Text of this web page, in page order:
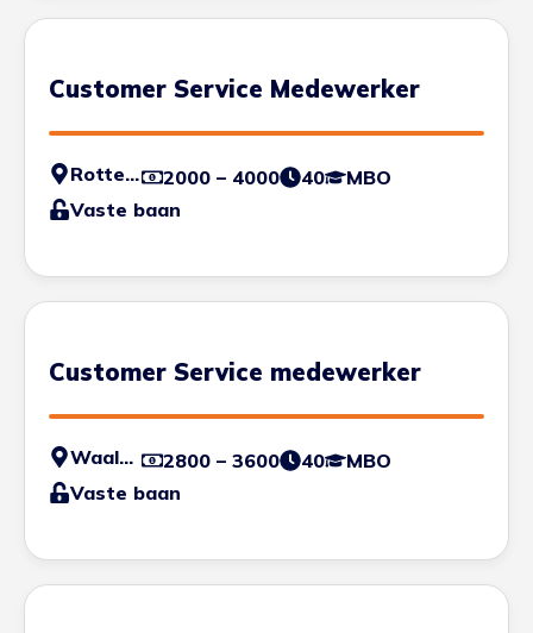
Customer Service Medewerker
Rotterdam 2000 – 4000 40
MBO
Vaste baan
Customer Service medewerker
Waalwijk 2800 – 3600 40
MBO
Vaste baan